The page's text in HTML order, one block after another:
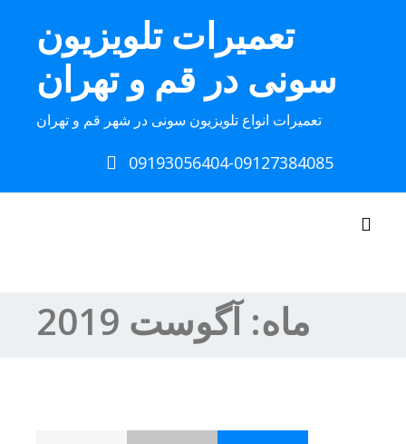
تعمیرات تلویزیون
سونی در قم و تهران
تعمیرات انواع تلویزیون سونی در شهر قم و تهران
09193056404-09127384085
Toggle navigation
ماه:آگوست 2019